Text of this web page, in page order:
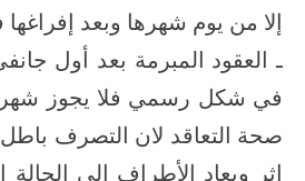
إلا من يوم شهرها وبعد
في شكل رسمي فلا يجوز شهرها
صحة التعاقد لان التصرف باطل
اثر ويعاد الأطراف إلى الحالة